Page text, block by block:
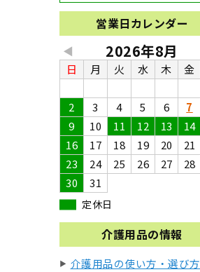
営業日カレンダー
◀ 2026年8月
日 月 火 水 木 金
2
3 4 5 6 7
9
10 11 12 13 14
16
17 18 19 20 21
23
24 25 26 27 28
30
31
定休日
介護用品の情報
介護用品の使い方・選び方